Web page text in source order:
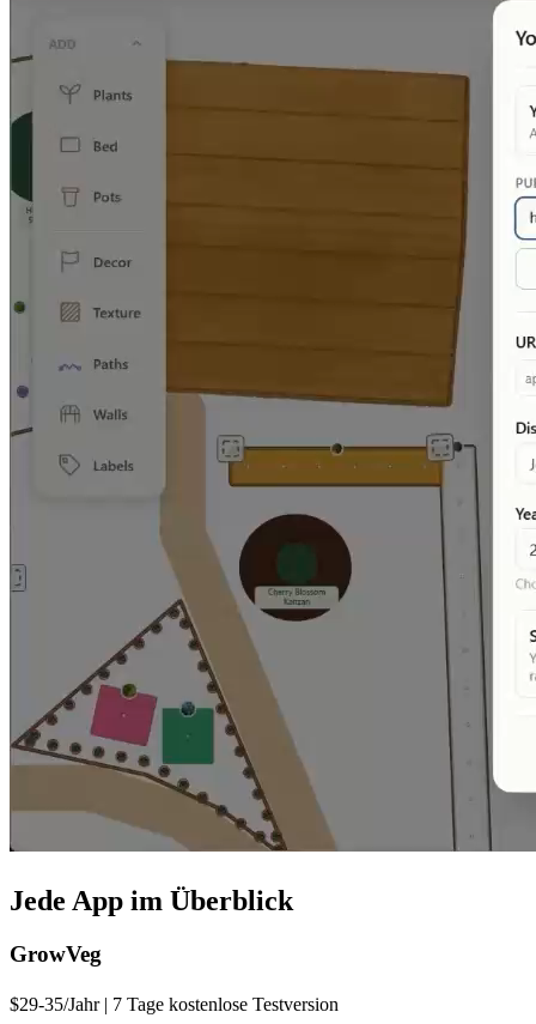
Jede App im Überblick
GrowVeg
$29-35/Jahr | 7 Tage kostenlose Testversion